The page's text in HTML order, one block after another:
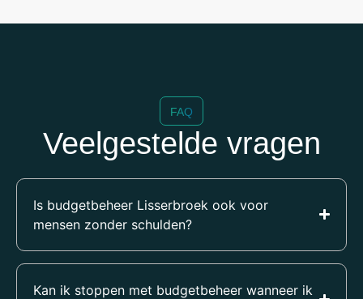
FAQ
Veelgestelde vragen
Is budgetbeheer Lisserbroek ook voor
mensen zonder schulden?
Kan ik stoppen met budgetbeheer wanneer ik